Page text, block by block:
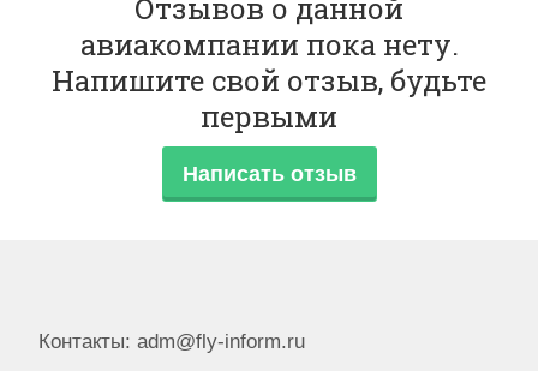
Отзывов о данной
авиакомпании пока нету.
Напишите свой отзыв, будьте
первыми
Написать отзыв
Контакты: adm@fly-inform.ru